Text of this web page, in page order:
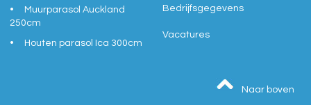
Muurparasol Auckland
250cm
Houten parasol Ica 300cm
Bedrijfsgegevens
Vacatures
Naar boven